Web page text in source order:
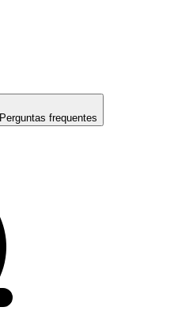
Perguntas frequentes